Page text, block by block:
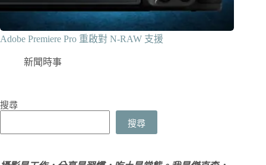
Adobe Premiere Pro 重啟對 N-RAW 支援
新聞時事
搜尋
搜尋